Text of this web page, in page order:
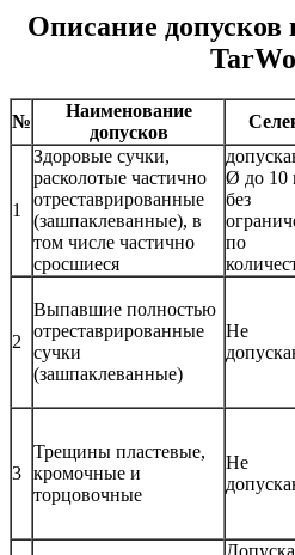
Описание допусков
№
Наименование
допусков
1
Здоровые сучки,
расколотые частично
отреставрированные
(зашпаклеванные), в
том числе частично
сросшиеся
Ø до 10
без
по
2
Выпавшие полностью
отреставрированные
сучки
(зашпаклеванные)
Не
3
Трещины пластевые,
кромочные и
торцовочные
Не